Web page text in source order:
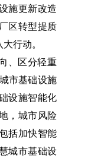
施更新改造
区转型提质
行动。
、区分轻重
市基础设施
设施智能化
，城市风险
括加快智能
城市基础设